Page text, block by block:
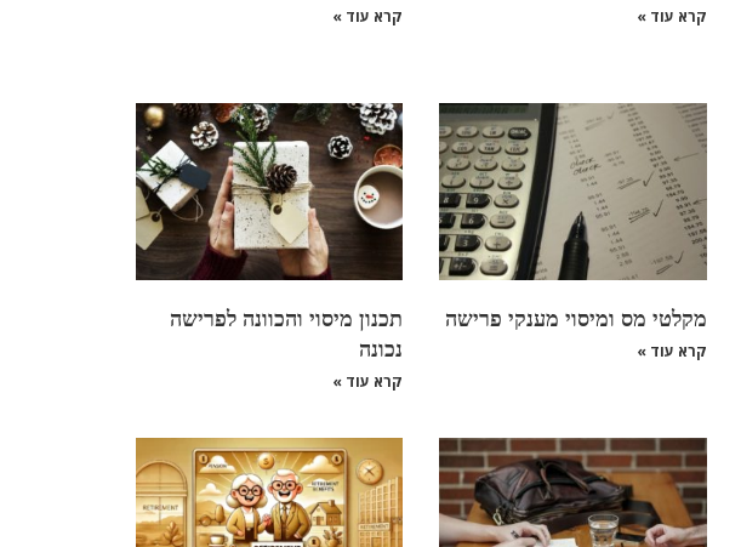
קרא עוד » קרא עוד »
מקלטי מס ומיסוי מענקי פרישה
קרא עוד »
תכנון מיסוי והכוונה לפרישה
נכונה
קרא עוד »